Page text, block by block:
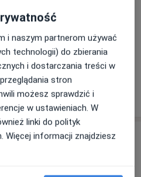
USG bioderek
życia. Konsultacje
u dorosłych i
Celem umówienia wizyty
TELEFONICZNEJ.
i naszym partnerom używać
technologii) do zbierania
i dostarczania treści w
stron
możesz sprawdzić i
w ustawieniach. W
linki do polityk
Więcej informacji znajdziesz